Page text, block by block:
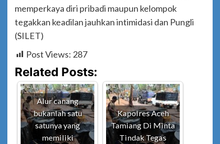
memperkaya diri pribadi maupun kelompok
tegakkan keadilan jauhkan intimidasi dan Pungli
(SILET)
Post Views: 287
Related Posts:
Alur canang
bukanlah satu
satunya yang
memiliki
Kapolres Aceh
Tamiang Di Minta
Tindak Tegas